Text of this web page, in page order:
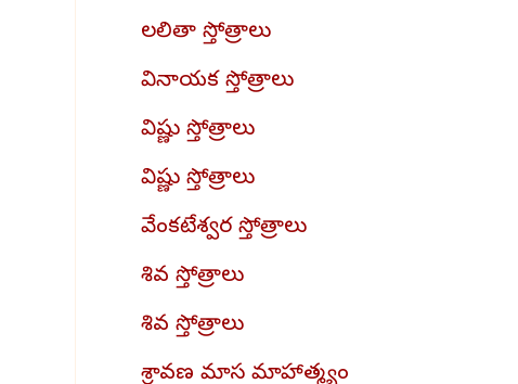
లలితా స్తోత్రాలు
వినాయక స్తోత్రాలు
విష్ణు స్తోత్రాలు
విష్ణు స్తోత్రాలు
వేంకటేశ్వర స్తోత్రాలు
శివ స్తోత్రాలు
శివ స్తోత్రాలు
శ్రావణ మాస మాహాత్మ్యం